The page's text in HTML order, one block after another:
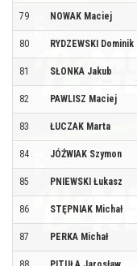
79 NOWAK Maciej
80 RYDZEWSKI Dominik
81 SŁONKA Jakub
82 PAWLISZ Maciej
83 ŁUCZAK Marta
84 JÓŹWIAK Szymon
85 PNIEWSKI Łukasz
86 STĘPNIAK Michał
87 PERKA Michał